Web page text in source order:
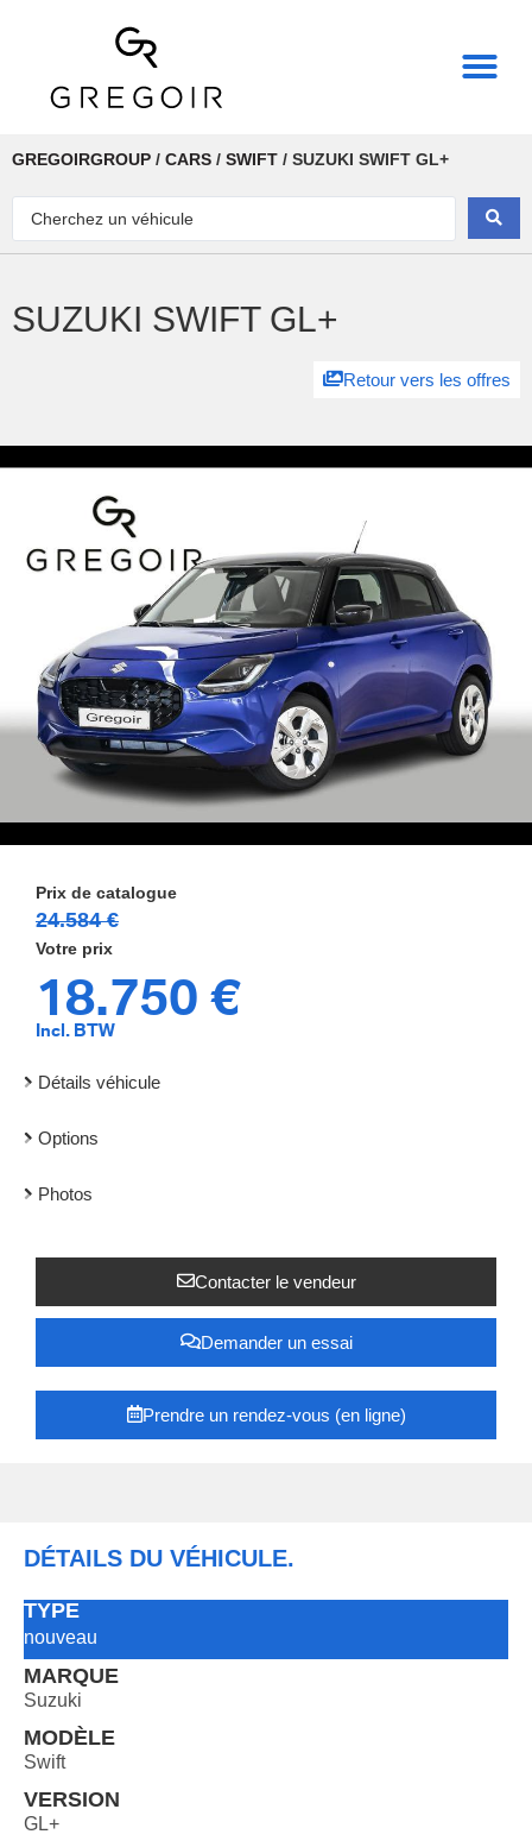
GREGOIRGROUP / CARS / SWIFT / SUZUKI SWIFT GL+
SUZUKI SWIFT GL+
Retour vers les offres
24.584 €
18.750 €
Incl. BTW
Détails véhicule
Options
Photos
Contacter le vendeur
Demander un essai
Prendre un rendez-vous (en ligne)
DÉTAILS DU VÉHICULE.
TYPE
nouveau
MARQUE
Suzuki
MODÈLE
Swift
VERSION
GL+